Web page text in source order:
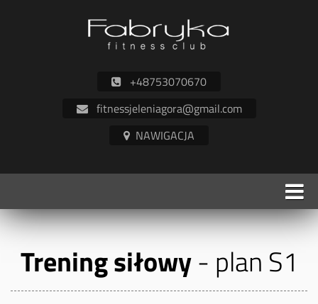
+48753070670
fitnessjeleniagora@gmail.com
Trening siłowy- plan S1